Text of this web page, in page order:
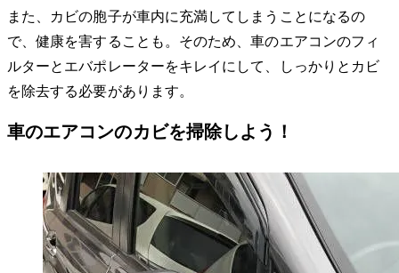
また、カビの胞子が車内に充満してしまうことになるの
で、健康を害することも。そのため、車のエアコンのフィ
ルターとエバポレーターをキレイにして、しっかりとカビ
を除去する必要があります。
車のエアコンのカビを掃除しよう！